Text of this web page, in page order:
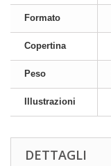
Formato
Copertina
Peso
Illustrazioni
DETTAGLI